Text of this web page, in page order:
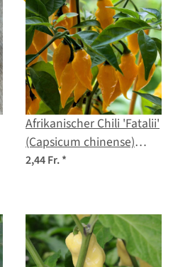
Afrikanischer Chili 'Fatalii'
(Capsicum chinense)
Samen
2,44 Fr.*